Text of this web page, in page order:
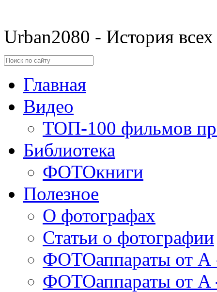
Urban2080 - История
Главная
Видео
ТОП-100 фильмов
Библиотека
ФОТОкниги
Полезное
О фотографах
Статьи о фотографии
ФОТОаппараты от А
ФОТОаппараты от A